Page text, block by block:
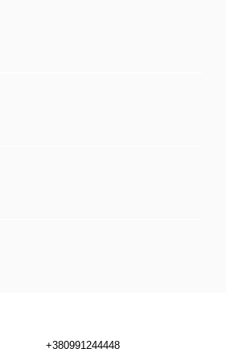
+380991244448